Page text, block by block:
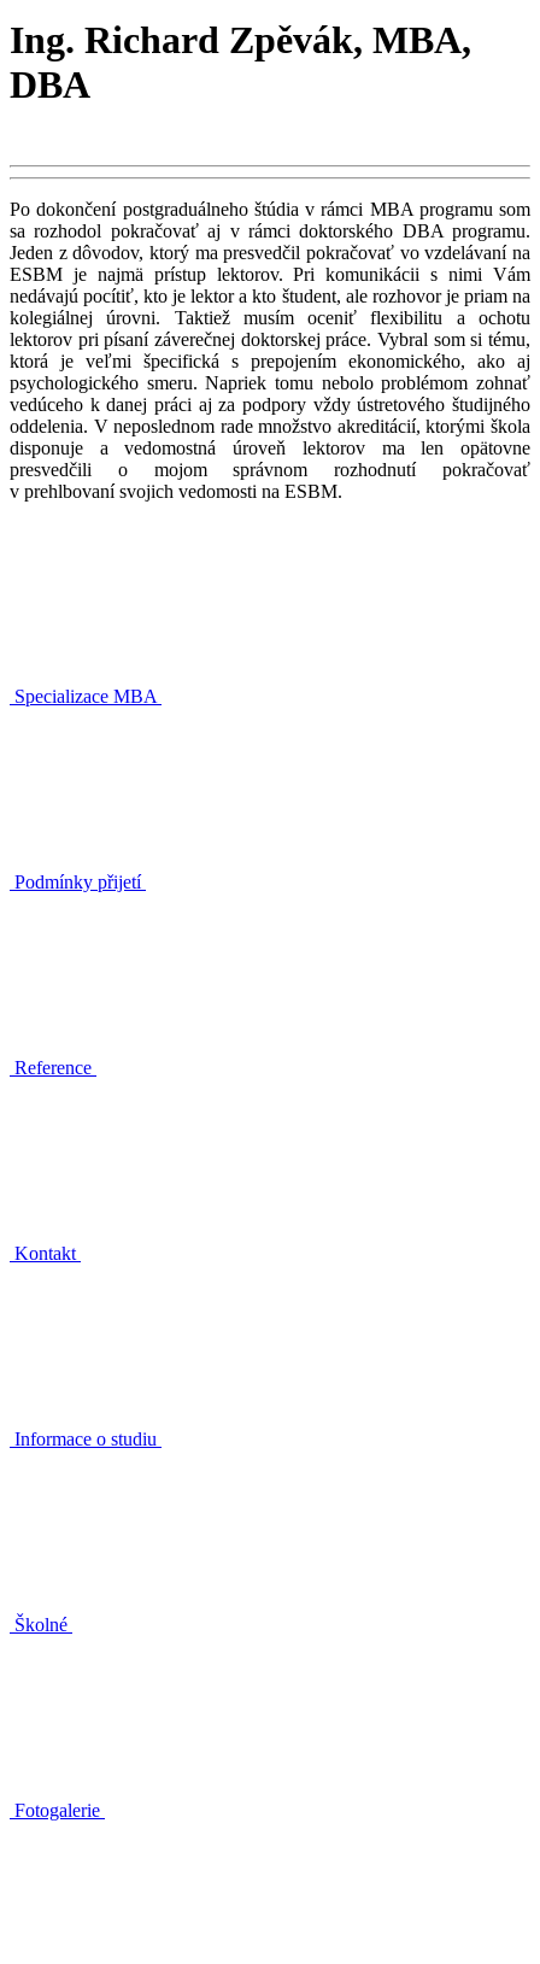
Ing. Richard Zpěvák, MBA,
DBA
Po dokončení postgraduálneho štúdia v rámci MBA programu som
sa rozhodol pokračovať aj v rámci doktorského DBA programu.
Jeden z dôvodov, ktorý ma presvedčil pokračovať vo vzdelávaní na
ESBM je najmä prístup lektorov. Pri komunikácii s nimi Vám
nedávajú pocítiť, kto je lektor a kto študent, ale rozhovor je priam na
kolegiálnej úrovni. Taktiež musím oceniť flexibilitu a ochotu
lektorov pri písaní záverečnej doktorskej práce. Vybral som si tému,
ktorá je veľmi špecifická s prepojením ekonomického, ako aj
psychologického smeru. Napriek tomu nebolo problémom zohnať
vedúceho k danej práci aj za podpory vždy ústretového študijného
oddelenia. V neposlednom rade množstvo akreditácií, ktorými škola
disponuje a vedomostná úroveň lektorov ma len opätovne
presvedčili o mojom správnom rozhodnutí pokračovať
v prehlbovaní svojich vedomosti na ESBM.
Specializace MBA
Podmínky přijetí
Reference
Kontakt
Informace o studiu
Školné
Fotogalerie